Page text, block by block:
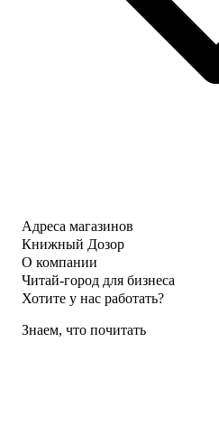
Адреса магазинов
Книжный Дозор
О компании
Читай-город для бизнеса
Хотите у нас работать?
Знаем, что почитать